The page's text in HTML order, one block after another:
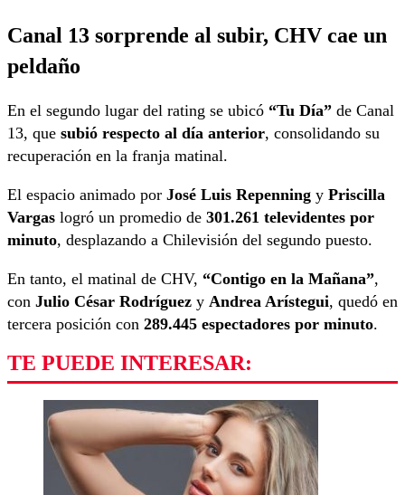
Canal 13 sorprende al subir, CHV cae un
peldaño
En el segundo lugar del rating se ubicó “Tu Día” de Canal
13, que subió respecto al día anterior, consolidando su
recuperación en la franja matinal.
El espacio animado por José Luis Repenning y Priscilla
Vargas logró un promedio de 301.261 televidentes por
minuto, desplazando a Chilevisión del segundo puesto.
En tanto, el matinal de CHV, “Contigo en la Mañana”,
con Julio César Rodríguez y Andrea Arístegui, quedó en
tercera posición con 289.445 espectadores por minuto.
TE PUEDE INTERESAR: